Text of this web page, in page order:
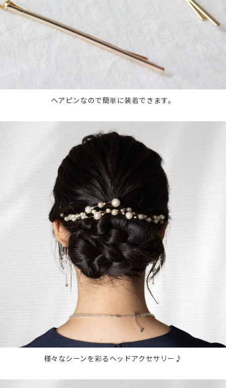
ヘアピンなので簡単に装着できます。
様々なシーンを彩るヘッドアクセサリー♪